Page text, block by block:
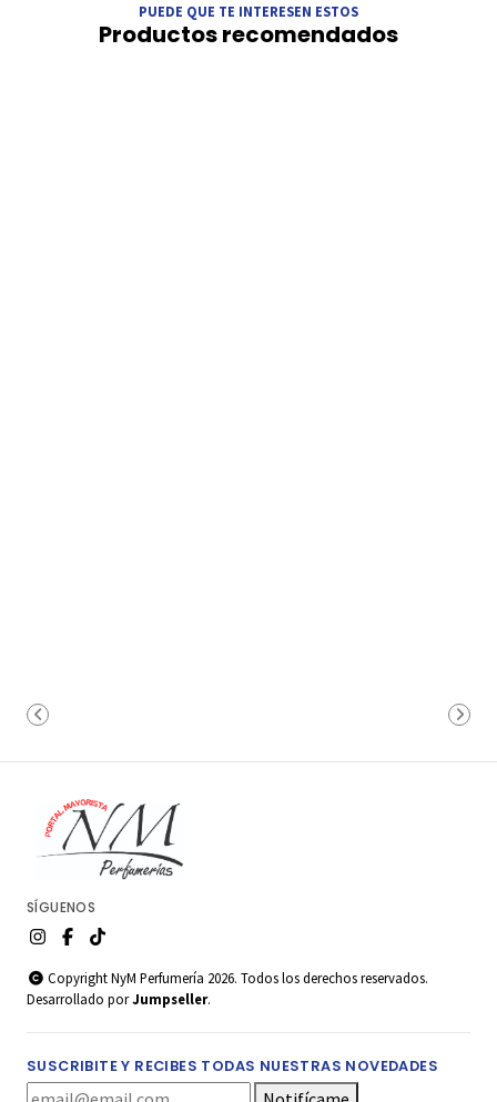
PUEDE QUE TE INTERESEN ESTOS
Productos recomendados
SÍGUENOS
Copyright NyM Perfumería 2026. Todos los derechos reservados.
Desarrollado porJumpseller.
SUSCRIBITE Y RECIBES TODAS NUESTRAS NOVEDADES